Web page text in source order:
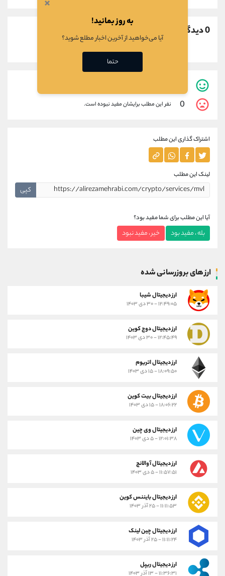
0 دیدگاه
0 نفر این مطلب برایشان مفید نبوده است.
اشتراک گذاری این مطلب
لینک این مطلب
کپی
آیا این مطلب برای شما مفید بود؟
بله ، مفید بود خیر ، مفید نبود
ارز های بروزرسانی شده
ارز ديجيتال شیبا
۱۲:۴۹:۰۵ - ۳۰ دی ۱۴۰۳
ارز دیجیتال دوج کوین
۱۲:۴۵:۴۹ - ۳۰ دی ۱۴۰۳
ارز دیجیتال اتریوم
۱۸:۰۹:۵۰ - ۱۵ دی ۱۴۰۳
ارز دیجیتال بیت کوین
۱۸:۰۶:۲۲ - ۱۵ دی ۱۴۰۳
ارز دیجیتال وی چین
۱۲:۰۱:۳۸ - ۵ دی ۱۴۰۳
ارز دیجیتال آوالانچ
۱۱:۵۷:۵۱ - ۵ دی ۱۴۰۳
ارز دیجیتال بایننس کوین
۱۱:۱۱:۵۳ - ۲۵ آذر ۱۴۰۳
ارز دیجیتال چین لینک
۱۱:۱۱:۲۴ - ۲۵ آذر ۱۴۰۳
ارز دیجیتال ریپل
۱۱:۳۶:۳۱ - ۱۳ آذر ۱۴۰۳
به روز بمانید!
آیا می‌خواهید از آخرین اخبار مطلع شوید؟
حتما